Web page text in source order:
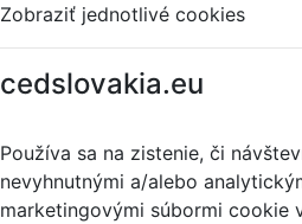
Zobraziť jednotlivé cookies
cedslovakia.eu
Používa sa na zistenie, či
nevyhnutnými a/alebo
marketingovými súbormi cookie